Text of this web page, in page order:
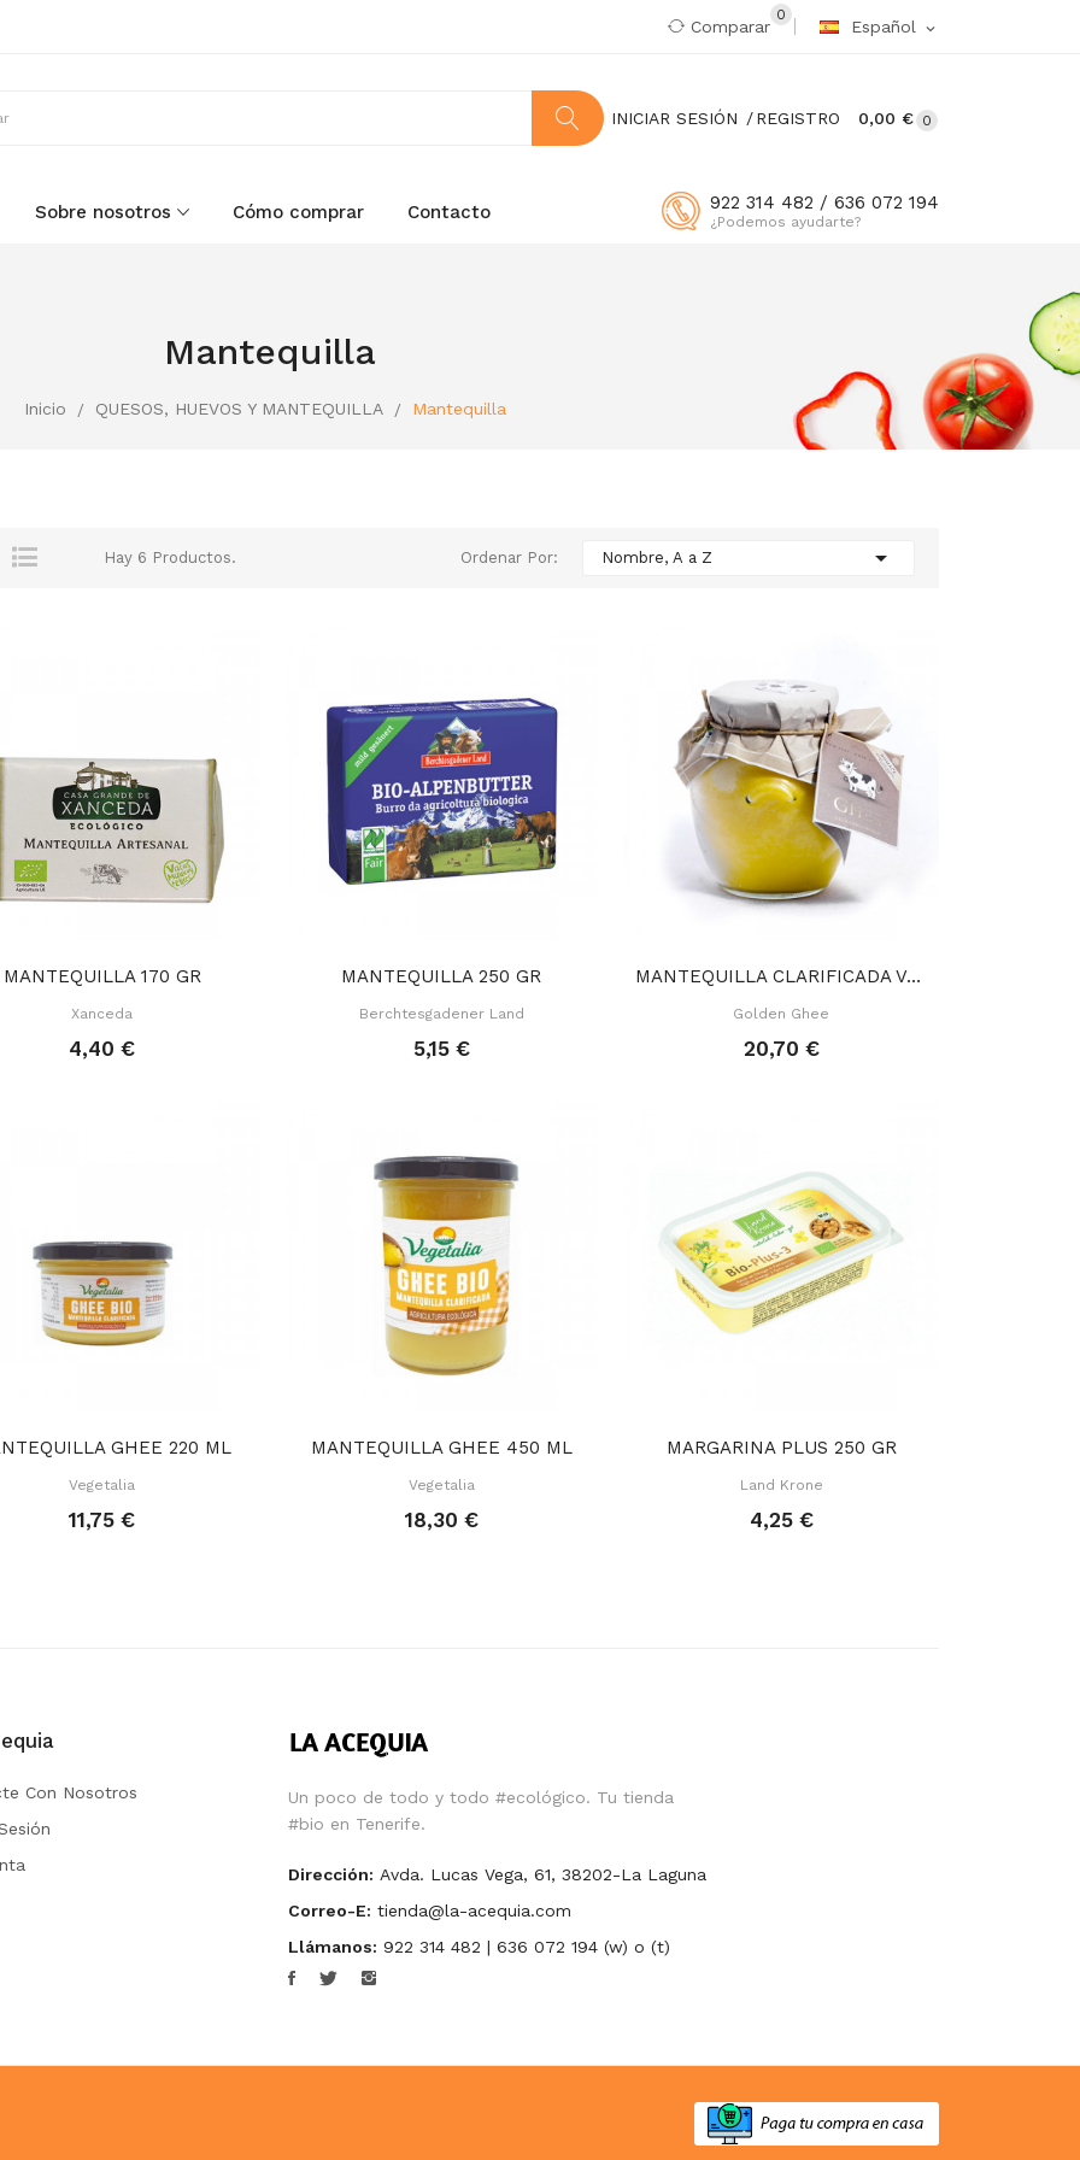
Español expand_more
Comparar
0
0
0,00 €
INICIAR SESIÓN REGISTRO
922 314 482 / 636 072 194
¿Podemos ayudarte?
Sobre nosotros Cómo comprar Contacto
Mantequilla
Inicio QUESOS, HUEVOS Y MANTEQUILLA Mantequilla
Hay 6 Productos. Ordenar Por: Nombre, A a Z 
MANTEQUILLA 170 GR
Xanceda
4,40 €
MANTEQUILLA 250 GR
Berchtesgadener Land
5,15 €
MANTEQUILLA CLARIFICADA VACA GHEE 300 GR
Golden Ghee
20,70 €
GHEE 220 ML
Vegetalia
11,75 €
MANTEQUILLA GHEE 450 ML
Vegetalia
18,30 €
MARGARINA PLUS 250 GR
Land Krone
4,25 €
Con Nosotros
Un poco de todo y todo #ecológico. Tu tienda
#bio en Tenerife.
Dirección: Avda. Lucas Vega, 61, 38202-La Laguna
Correo-E: tienda@la-acequia.com
Llámanos: 922 314 482 | 636 072 194 (w) o (t)